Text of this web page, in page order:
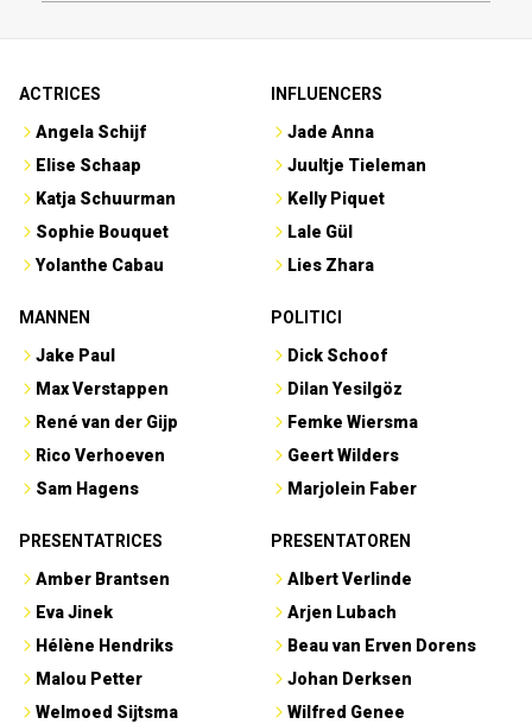
ACTRICES
Angela Schijf
Elise Schaap
Katja Schuurman
Sophie Bouquet
Yolanthe Cabau
INFLUENCERS
Jade Anna
Juultje Tieleman
Kelly Piquet
Lale Gül
Lies Zhara
MANNEN
Jake Paul
Max Verstappen
René van der Gijp
Rico Verhoeven
Sam Hagens
POLITICI
Dick Schoof
Dilan Yesilgöz
Femke Wiersma
Geert Wilders
Marjolein Faber
PRESENTATRICES
Amber Brantsen
Eva Jinek
Hélène Hendriks
Malou Petter
Welmoed Sijtsma
PRESENTATOREN
Albert Verlinde
Arjen Lubach
Beau van Erven Dorens
Johan Derksen
Wilfred Genee